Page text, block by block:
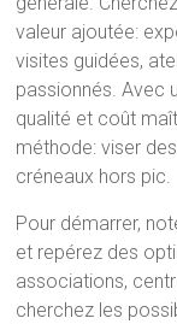
valeur ajoutée:
visites guidées,
passionnés. Avec
qualité et coût
méthode: viser
créneaux hors pic.
Pour démarrer,
et repérez des
associations,
cherchez les